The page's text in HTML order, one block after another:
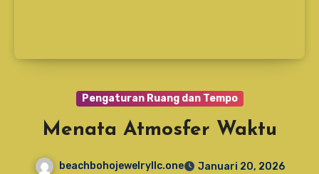
Pengaturan Ruang dan Tempo
Menata Atmosfer Waktu
beachbohojewelryllc.one
Januari 20, 2026